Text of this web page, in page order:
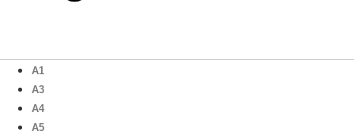
A1
A3
A4
A5